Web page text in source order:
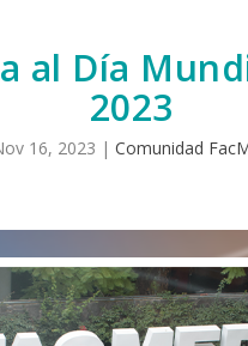
al Día
2023
16, 2023 |Comunidad